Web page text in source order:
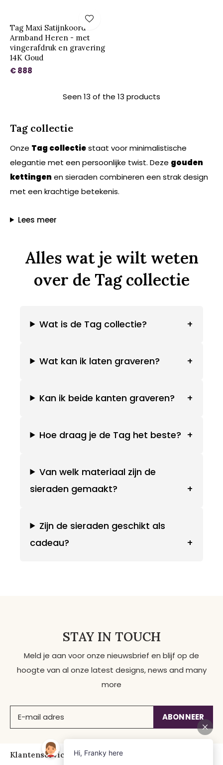
Tag Maxi Satijnkoord
Armband Heren - met
vingerafdruk en gravering
14K Goud
€ 888
Seen 13 of the 13 products
Tag collectie
Onze Tag collectiestaat voor minimalistische
elegantie met een persoonlijke twist. Deze gouden
kettingen en sieraden combineren een strak design
met een krachtige betekenis.
Lees meer
Alles wat je wilt weten
over de Tag collectie
Wat is de Tag collectie? +
Wat kan ik laten graveren? +
Kan ik beide kanten graveren? +
Hoe draag je de Tag het beste? +
Van welk materiaal zijn de
sieraden gemaakt?
+
Zijn de sieraden geschikt als
cadeau?
+
STAY IN TOUCH
Meld je aan voor onze nieuwsbrief en blijf op de
hoogte van al onze latest designs, news and many
more
ABONNEER
Klantenservice